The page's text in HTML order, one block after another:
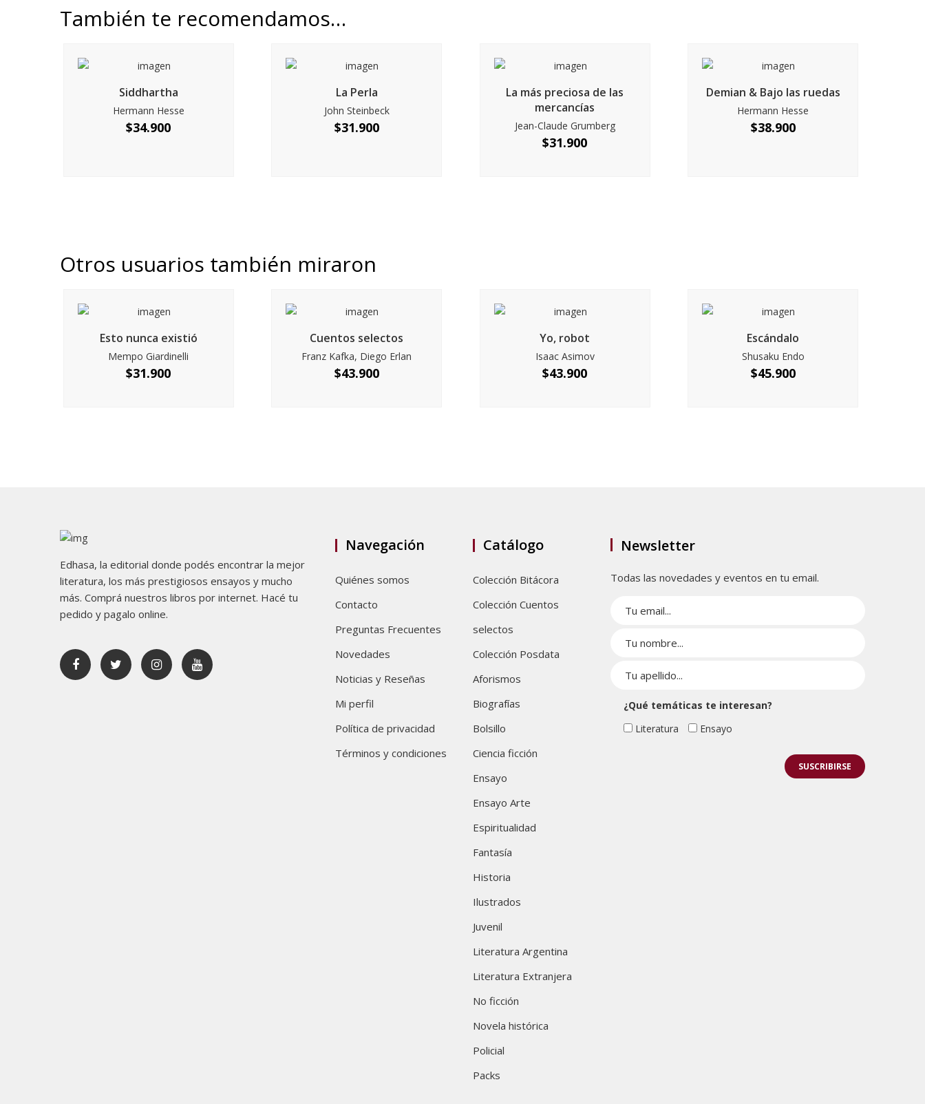
También te recomendamos…
Siddhartha
Hermann Hesse
$34.900
La Perla
John Steinbeck
$31.900
La más preciosa de las
mercancías
Jean-Claude Grumberg
$31.900
Demian & Bajo las ruedas
Hermann Hesse
$38.900
Otros usuarios también miraron
Esto nunca existió
Mempo Giardinelli
$31.900
Cuentos selectos
Franz Kafka, Diego Erlan
$43.900
Yo, robot
Isaac Asimov
$43.900
Escándalo
Shusaku Endo
$45.900
Edhasa, la editorial donde podés encontrar la mejor
literatura, los más prestigiosos ensayos y mucho
más. Comprá nuestros libros por internet. Hacé tu
pedido y pagalo online.
Navegación
Quiénes somos
Contacto
Preguntas Frecuentes
Novedades
Noticias y Reseñas
Mi perfil
Política de privacidad
Términos y condiciones
Catálogo
Colección Bitácora
Colección Cuentos
selectos
Colección Posdata
Aforismos
Biografías
Bolsillo
Ciencia ficción
Ensayo
Ensayo Arte
Espiritualidad
Fantasía
Historia
Ilustrados
Juvenil
Literatura Argentina
Literatura Extranjera
No ficción
Novela histórica
Policial
Packs
Newsletter
Todas las novedades y eventos en tu email.
¿Qué temáticas te interesan?
Literatura
Ensayo